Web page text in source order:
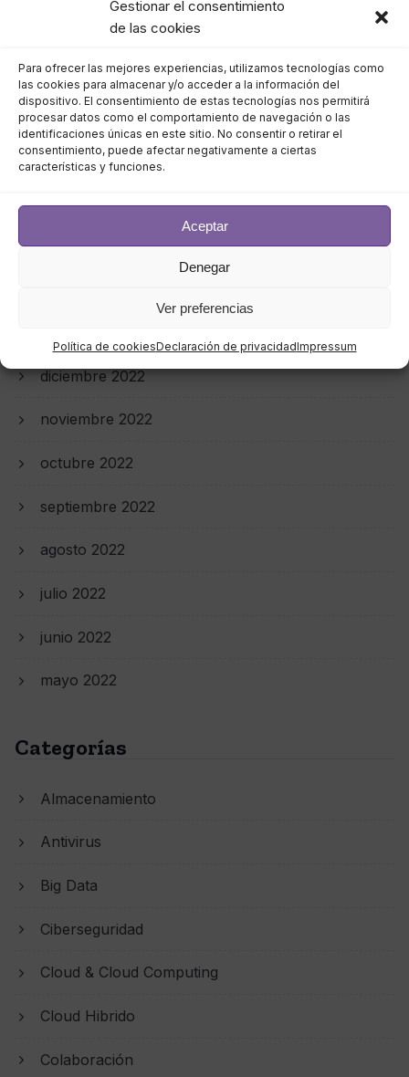
Gestionar el consentimiento
de las cookies
Para ofrecer las mejores experiencias, utilizamos tecnologías como
las cookies para almacenar y/o acceder a la información del
dispositivo. El consentimiento de estas tecnologías nos permitirá
procesar datos como el comportamiento de navegación o las
identificaciones únicas en este sitio. No consentir o retirar el
consentimiento, puede afectar negativamente a ciertas
características y funciones.
Aceptar
Denegar
Ver preferencias
Política de cookiesDeclaración de privacidadImpressum
agosto 2023
julio 2023
junio 2023
mayo 2023
abril 2023
marzo 2023
diciembre 2022
noviembre 2022
octubre 2022
septiembre 2022
agosto 2022
julio 2022
junio 2022
mayo 2022
Categorías
Almacenamiento
Antivirus
Big Data
Ciberseguridad
Cloud & Cloud Computing
Cloud Hibrido
Colaboración